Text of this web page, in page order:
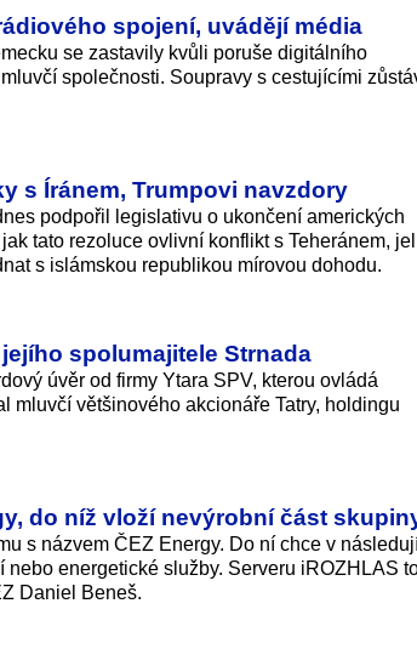
spojení, uvádějí média
se zastavily kvůli poruše digitálního
společnosti. Soupravy s cestujícími
s Íránem, Trumpovi navzdory
podpořil legislativu o ukončení amerických
tato rezoluce ovlivní konflikt s Teheránem,
s islámskou republikou mírovou dohodu.
spolumajitele Strnada
úvěr od firmy Ytara SPV, kterou ovládá
mluvčí většinového akcionáře Tatry, holdingu
do níž vloží nevýrobní část
s názvem ČEZ Energy. Do ní chce v
energetické služby. Serveru iROZHLAS
Daniel Beneš.